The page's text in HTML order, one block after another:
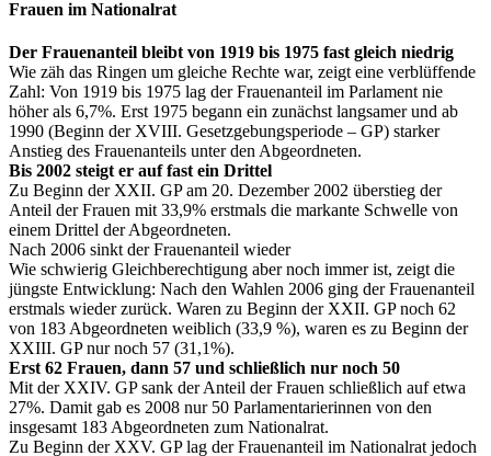
Frauen im Nationalrat
Der Frauenanteil bleibt von 1919 bis 1975 fast gleich niedrig
Wie zäh das Ringen um gleiche Rechte war, zeigt eine verblüffende
Zahl: Von 1919 bis 1975 lag der Frauenanteil im Parlament nie
höher als 6,7%. Erst 1975 begann ein zunächst langsamer und ab
1990 (Beginn der XVIII. Gesetzgebungsperiode – GP) starker
Anstieg des Frauenanteils unter den Abgeordneten.
Bis 2002 steigt er auf fast ein Drittel
Zu Beginn der XXII. GP am 20. Dezember 2002 überstieg der
Anteil der Frauen mit 33,9% erstmals die markante Schwelle von
einem Drittel der Abgeordneten.
Nach 2006 sinkt der Frauenanteil wieder
Wie schwierig Gleichberechtigung aber noch immer ist, zeigt die
jüngste Entwicklung: Nach den Wahlen 2006 ging der Frauenanteil
erstmals wieder zurück. Waren zu Beginn der XXII. GP noch 62
von 183 Abgeordneten weiblich (33,9 %), waren es zu Beginn der
XXIII. GP nur noch 57 (31,1%).
Erst 62 Frauen, dann 57 und schließlich nur noch 50
Mit der XXIV. GP sank der Anteil der Frauen schließlich auf etwa
27%. Damit gab es 2008 nur 50 Parlamentarierinnen von den
insgesamt 183 Abgeordneten zum Nationalrat.
Zu Beginn der XXV. GP lag der Frauenanteil im Nationalrat jedoch